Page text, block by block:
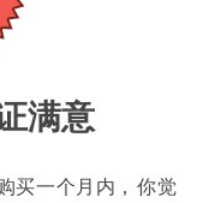
满意
买一个月内 ， 你觉